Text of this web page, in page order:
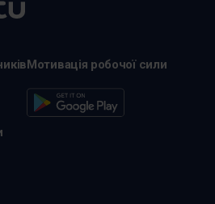
Мотивація робочої сили